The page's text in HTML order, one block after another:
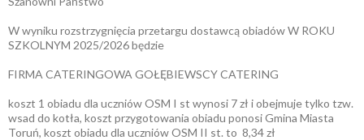
W wyniku rozstrzygnięcia przetargu dostawcą obiadów W ROKU
SZKOLNYM 2025/2026 będzie
FIRMA CATERINGOWA GOŁĘBIEWSCY CATERING
koszt 1 obiadu dla uczniów OSM I st wynosi 7 zł i obejmuje tylko tzw.
wsad do kotła, koszt przygotowania obiadu ponosi Gmina Miasta
Toruń, koszt obiadu dla uczniów OSM II st. to 8,34 zł